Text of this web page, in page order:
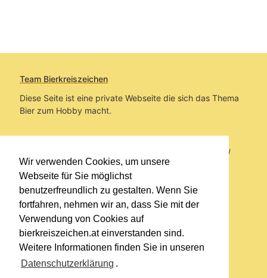
Wir verwenden Cookies, um unsere
Webseite für Sie möglichst
benutzerfreundlich zu gestalten. Wenn Sie
fortfahren, nehmen wir an, dass Sie mit der
Verwendung von Cookies auf
bierkreiszeichen.at einverstanden sind.
Weitere Informationen finden Sie in unseren
Datenschutzerklärung .
Team Bierkreiszeichen
Diese Seite ist eine private Webseite die sich das Thema
Bier zum Hobby macht.
Sie befinden sich auf https://www.bierkreiszeichen.at/
im Pfad:Übers Bier/Biersorten
Erstellt: 2020-08-10
Links
Impressum
Datenschutzerklärung